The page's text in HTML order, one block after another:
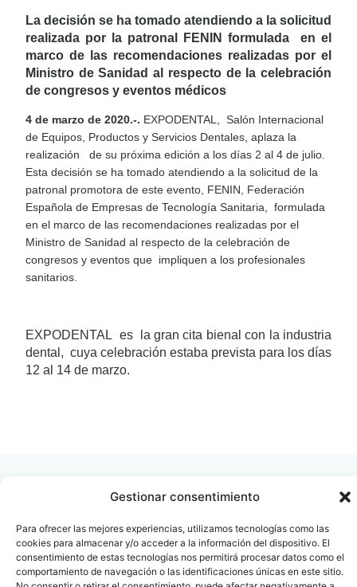
Gestionar consentimiento
Para ofrecer las mejores experiencias, utilizamos tecnologías como las
cookies para almacenar y/o acceder a la información del dispositivo. El
consentimiento de estas tecnologías nos permitirá procesar datos como el
comportamiento de navegación o las identificaciones únicas en este sitio.
La decisión se ha tomado atendiendo a la solicitud
realizada por la patronal FENIN formulada
en el
marco de las recomendaciones realizadas por el
Ministro de Sanidad al respecto de la celebración
de congresos y eventos médicos
4 de marzo de 2020.-. EXPODENTAL, Salón Internacional
de Equipos, Productos y Servicios Dentales, aplaza la
realización
de su próxima edición a los días 2 al 4 de julio.
Esta decisión se ha tomado atendiendo a la solicitud de la
patronal promotora de este evento, FENIN, Federación
Española de Empresas de Tecnología Sanitaria, formulada
en el marco de las recomendaciones realizadas por el
Ministro de Sanidad al respecto de la celebración de
congresos y eventos que impliquen a los profesionales
sanitarios.
EXPODENTAL es
la gran cita bienal con la industria
dental, cuya celebración estaba prevista para los días
12 al 14 de marzo.
Contacto
info@fenin.es
Oficina Barcelona
Travesera de Gracia, 56 -
1º, 3ª 08006